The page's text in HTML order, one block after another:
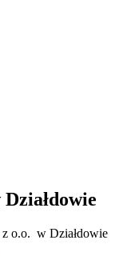
o.o. w Działdowie